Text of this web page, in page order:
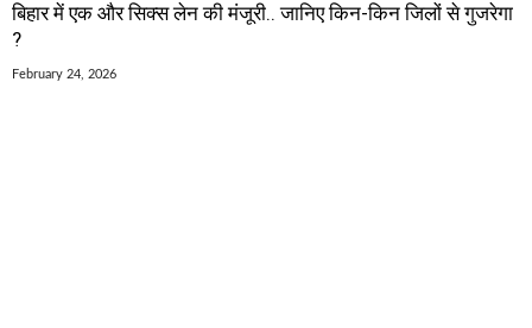
बिहार में एक और सिक्स लेन की मंजूरी.. जानिए किन-किन जिलों से गुजरेगा
?
February 24, 2026